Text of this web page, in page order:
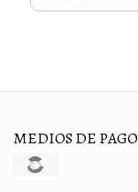
MEDIOS DE PAGO